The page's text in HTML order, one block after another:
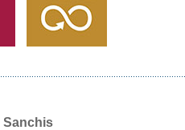
Sanchis